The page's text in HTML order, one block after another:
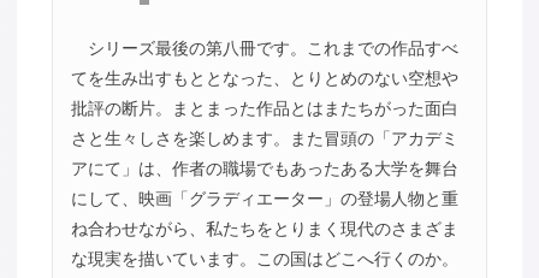
シリーズ最後の第八冊です。これまでの作品すべ
てを生み出すもととなった、とりとめのない空想や
批評の断片。まとまった作品とはまたちがった面白
さと生々しさを楽しめます。また冒頭の「アカデミ
アにて」は、作者の職場でもあったある大学を舞台
にして、映画「グラディエーター」の登場人物と重
ね合わせながら、私たちをとりまく現代のさまざま
な現実を描いています。この国はどこへ行くのか。